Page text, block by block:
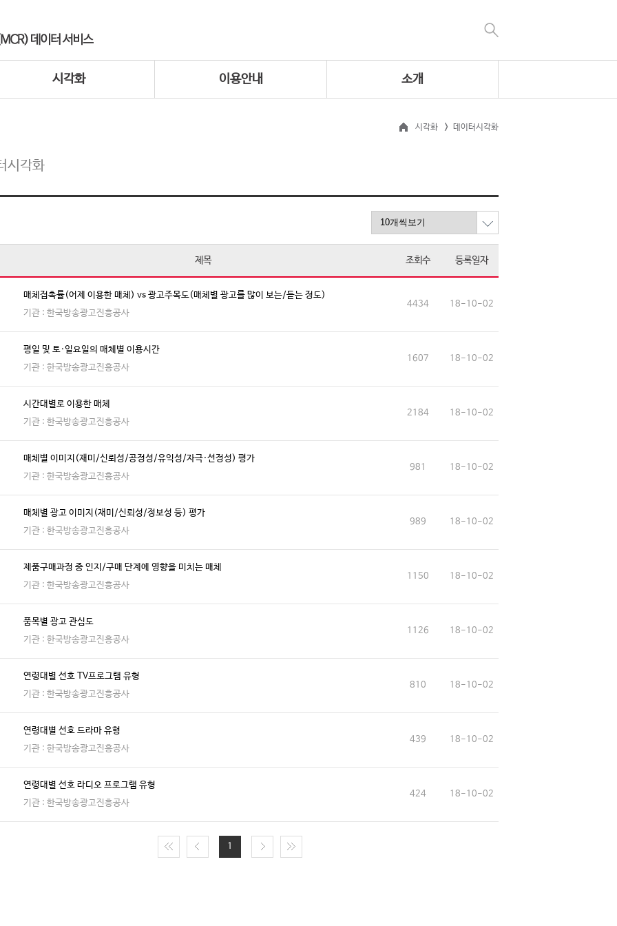
시각화 이용안내 소개
시각화 데이터시각화
시각화
제목 조회수 등록일자
매체접촉률(어제 이용한 매체) vs 광고주목도(매체별 광고를 많이 보는/듣는 정도)
기관 : 한국방송광고진흥공사
4434 18-10-02
평일 및 토·일요일의 매체별 이용시간
기관 : 한국방송광고진흥공사
1607 18-10-02
시간대별로 이용한 매체
기관 : 한국방송광고진흥공사
2184 18-10-02
매체별 이미지(재미/신뢰성/공정성/유익성/자극·선정성) 평가
기관 : 한국방송광고진흥공사
981 18-10-02
매체별 광고 이미지(재미/신뢰성/정보성 등) 평가
기관 : 한국방송광고진흥공사
989 18-10-02
제품구매과정 중 인지/구매 단계에 영향을 미치는 매체
기관 : 한국방송광고진흥공사
1150 18-10-02
품목별 광고 관심도
기관 : 한국방송광고진흥공사
1126 18-10-02
연령대별 선호 TV프로그램 유형
기관 : 한국방송광고진흥공사
810 18-10-02
연령대별 선호 드라마 유형
기관 : 한국방송광고진흥공사
439 18-10-02
연령대별 선호 라디오 프로그램 유형
기관 : 한국방송광고진흥공사
424 18-10-02
1